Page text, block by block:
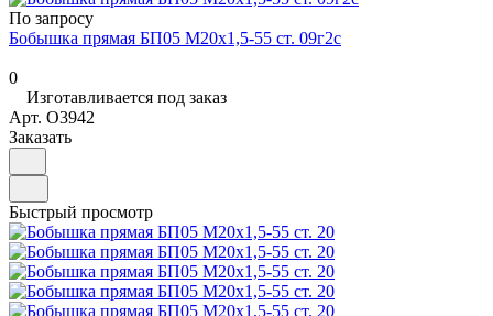
По запросу
Бобышка прямая БП05 М20х1,5-55 ст. 09г2с
0
Изготавливается под заказ
Арт. O3942
Заказать
Быстрый просмотр